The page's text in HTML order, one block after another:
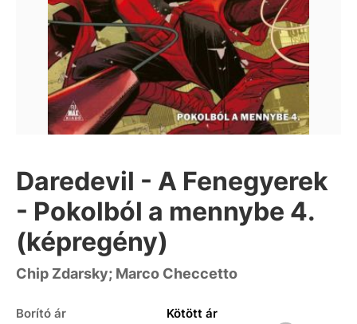
Daredevil - A Fenegyerek
- Pokolból a mennybe 4.
(képregény)
Chip Zdarsky; Marco Checcetto
Borító ár Kötött ár